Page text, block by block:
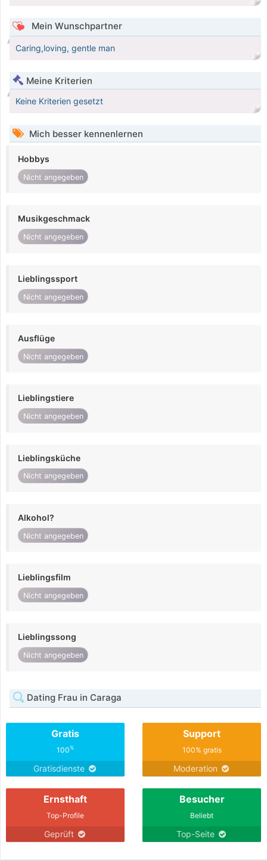
Mein Wunschpartner
Caring,loving, gentle man
Meine Kriterien
Keine Kriterien gesetzt
Mich besser kennenlernen
Hobbys
Nicht angegeben
Musikgeschmack
Nicht angegeben
Lieblingssport
Nicht angegeben
Ausflüge
Nicht angegeben
Lieblingstiere
Nicht angegeben
Lieblingsküche
Nicht angegeben
Alkohol?
Nicht angegeben
Lieblingsfilm
Nicht angegeben
Lieblingssong
Nicht angegeben
Dating Frau in Caraga
Gratis
100%
Gratisdienste
Support
100% gratis
Moderation
Ernsthaft
Top-Profile
Geprüft
Besucher
Beliebt
Top-Seite